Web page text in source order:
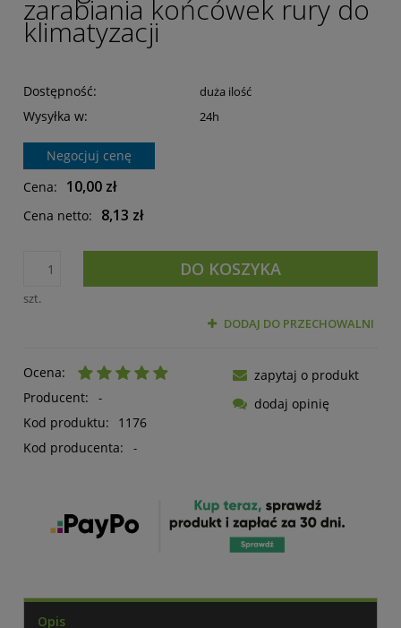
zarabiania końcówek rury do
klimatyzacji
Dostępność: duża ilość
Wysyłka w: 24h
Negocjuj cenę
Cena:
10,00 zł
Cena netto: 8,13 zł
szt.
DO KOSZYKA
DODAJ DO PRZECHOWALNI
Ocena:
Producent:
-
Kod produktu:
1176
Kod producenta:
-
zapytaj o produkt
dodaj opinię
Opis